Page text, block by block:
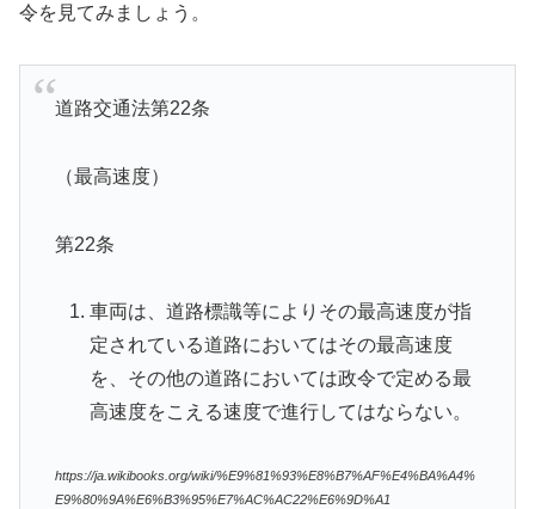
令を見てみましょう。
道路交通法第22条
（最高速度）
第22条
車両は、道路標識等によりその最高速度が指
定されている道路においてはその最高速度
を、その他の道路においては政令で定める最
高速度をこえる速度で進行してはならない。
https://ja.wikibooks.org/wiki/%E9%81%93%E8%B7%AF%E4%BA%A4%
E9%80%9A%E6%B3%95%E7%AC%AC22%E6%9D%A1